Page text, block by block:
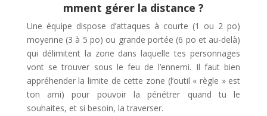
mment gérer la distance ?
Une équipe dispose d’attaques à courte (1 ou 2 po)
moyenne (3 à 5 po) ou grande portée (6 po et au-delà)
qui délimitent la zone dans laquelle tes personnages
vont se trouver sous le feu de l’ennemi. Il faut bien
appréhender la limite de cette zone (l’outil « règle » est
ton ami) pour pouvoir la pénétrer quand tu le
souhaites, et si besoin, la traverser.